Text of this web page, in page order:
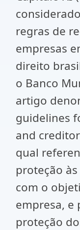
regras de
empresas
direito
o Banco
artigo
guidelines
and
qual
proteção
com o
empresa, e
proteção